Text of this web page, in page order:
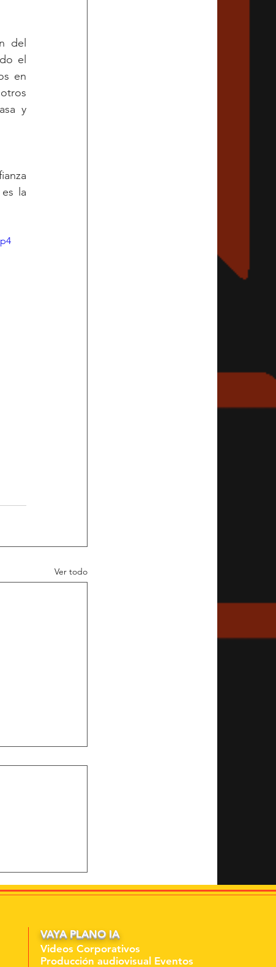
del
el
en
y
la
Ver todo
pantallas
VAYA PLANO IA
Videos Corporativos
Producción audiovisual Eventos